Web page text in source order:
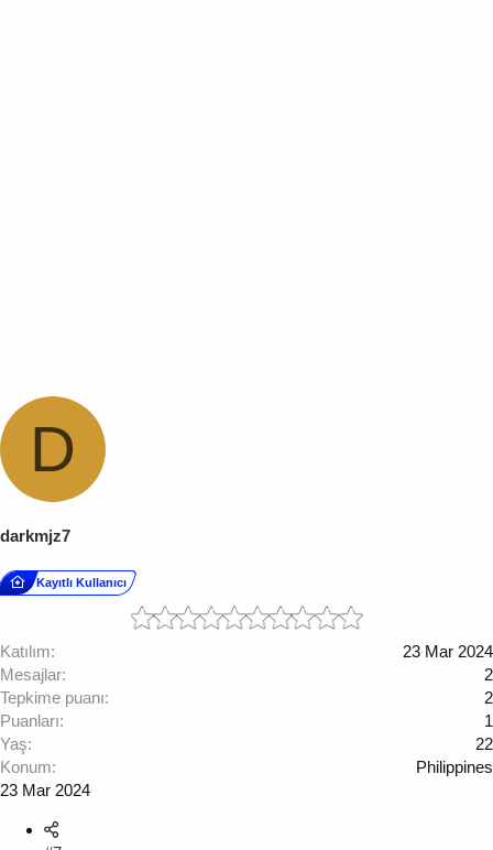
D
darkmjz7
Kayıtlı Kullanıcı
Katılım
23 Mar 2024
Mesajlar
2
Tepkime puanı
2
Puanları
1
Yaş
22
Konum
Philippines
23 Mar 2024